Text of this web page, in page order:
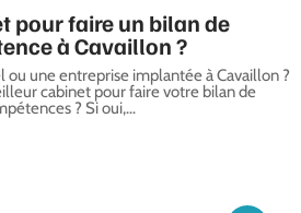
pour faire un bilan de
à Cavaillon ?
ou une entreprise implantée à Cavaillon ?
cabinet pour faire votre bilan de
? Si oui,…